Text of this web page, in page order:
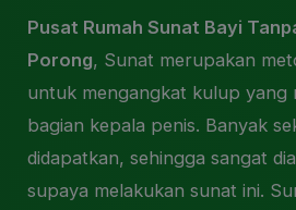
Pusat Rumah Sunat Bayi
Porong, Sunat merupakan
untuk mengangkat kulup yang
bagian kepala penis. Banyak
didapatkan, sehingga sangat
supaya melakukan sunat ini.